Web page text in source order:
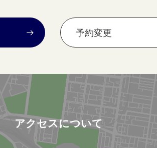
予約変更
アクセスについて